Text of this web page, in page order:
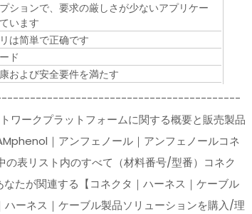
ションで、要求の厳しさが少ないアプリケー
います
は简単で正确です
ド
および安全要件を満たす
ラットフォームに関する概要と販売製品
｜アンフェノール｜アンフェノールコネ
表リスト内のすべて（材料番号/型番）コネク
たが関連する【コネクタ｜ハーネス｜ケーブル
ーネス｜ケーブル製品ソリューションを購入/理